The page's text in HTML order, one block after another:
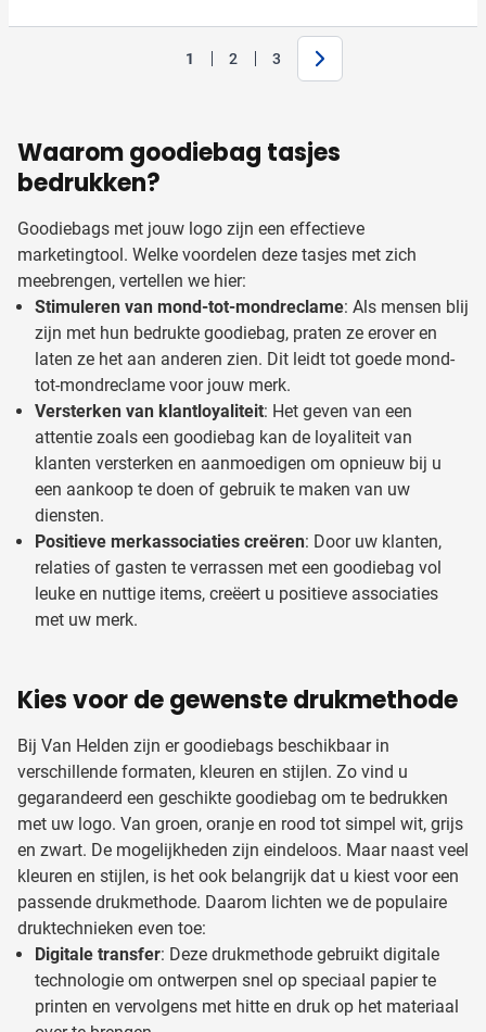
U lees momenteel pagina
1 Pagina
2 Pagina
3 Volgende
Waarom goodiebag tasjes
bedrukken?
Goodiebags met jouw logo zijn een effectieve
marketingtool. Welke voordelen deze tasjes met zich
meebrengen, vertellen we hier:
Stimuleren van mond-tot-mondreclame: Als mensen blij
zijn met hun bedrukte goodiebag, praten ze erover en
laten ze het aan anderen zien. Dit leidt tot goede mond-
tot-mondreclame voor jouw merk.
Versterken van klantloyaliteit: Het geven van een
attentie zoals een goodiebag kan de loyaliteit van
klanten versterken en aanmoedigen om opnieuw bij u
een aankoop te doen of gebruik te maken van uw
diensten.
Positieve merkassociaties creëren: Door uw klanten,
relaties of gasten te verrassen met een goodiebag vol
leuke en nuttige items, creëert u positieve associaties
met uw merk.
Kies voor de gewenste drukmethode
Bij Van Helden zijn er goodiebags beschikbaar in
verschillende formaten, kleuren en stijlen. Zo vind u
gegarandeerd een geschikte goodiebag om te bedrukken
met uw logo. Van groen, oranje en rood tot simpel wit, grijs
en zwart. De mogelijkheden zijn eindeloos. Maar naast veel
kleuren en stijlen, is het ook belangrijk dat u kiest voor een
passende drukmethode. Daarom lichten we de populaire
druktechnieken even toe:
Digitale transfer: Deze drukmethode gebruikt digitale
technologie om ontwerpen snel op speciaal papier te
printen en vervolgens met hitte en druk op het materiaal